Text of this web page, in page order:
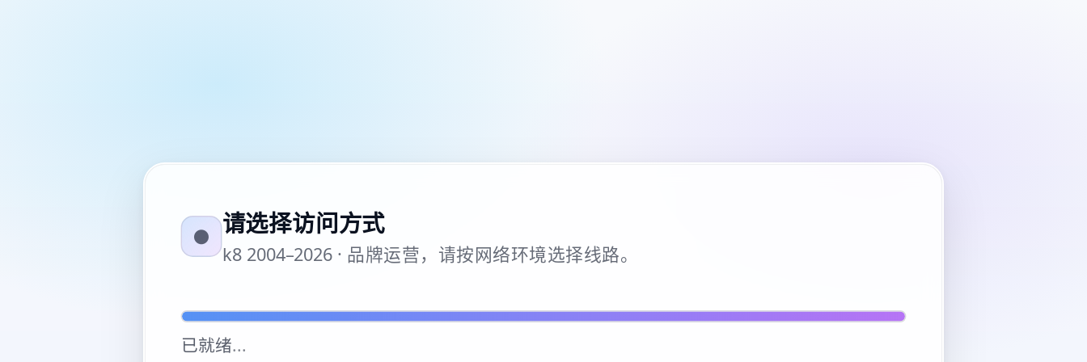
● 请选择访问方式
k8 2004–2026 · 品牌运营，请按网络环境选择线路。
已就绪...